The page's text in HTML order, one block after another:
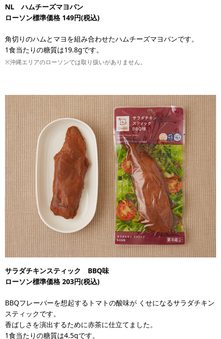
NL ハムチーズマヨパン
ローソン標準価格 149円(税込)
角切りのハムとマヨを組み合わせたハムチーズマヨパンです。
1食当たりの糖質は19.8gです。
※沖縄エリアのローソンでは取り扱いがありません。
サラダチキンスティック BBQ味
ローソン標準価格 203円(税込)
BBQフレーバーを想起するトマトの酸味が くせになるサラダチキン
スティックです。
香ばしさを演出するために赤茶に仕立てました。
1食当たりの糖質は4.5gです。